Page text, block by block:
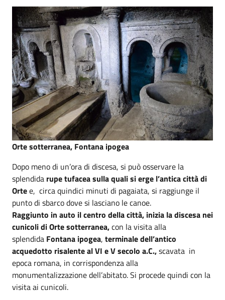
Orte sotterranea, Fontana ipogea
Dopo meno di un’ora di discesa, si può osservare la
splendida rupe tufacea sulla quali si erge l’antica città di
Ortee, circa quindici minuti di pagaiata, si raggiunge il
punto di sbarco dove si lasciano le canoe.
Raggiunto in auto il centro della città, inizia la discesa nei
cunicoli di Orte sotterranea,con la visita alla
splendida Fontana ipogea, terminale dell’antico
acquedotto risalente al VI e V secolo a.C.,scavata in
epoca romana, in corrispondenza alla
monumentalizzazione dell’abitato. Si procede quindi con la
visita ai cunicoli.